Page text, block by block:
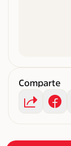
Comparte